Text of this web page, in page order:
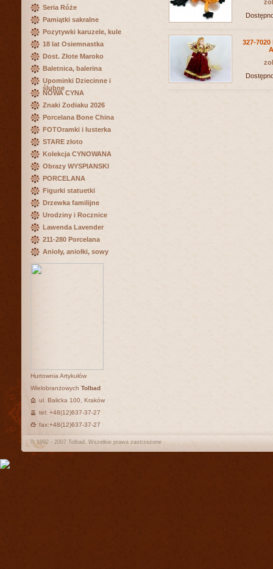
Seria Róże
Pamiątki sakralne
Pozytywki karuzele, kule
18 lat Osiemnastka
Dost. Złote Maroko
Baletnica, balerina
Upominki Dziecinne i
ślubne
NOWA CYNA
Znaki Zodiaku 2026
Porcelana Bone China
FOTOramki i lusterka
STARE złoto
Kolekcja CYNOWANA
Obrazy WYSPIANSKI
PORCELANA
Figurki statuetki
Drzewka familijne
Urodziny i Rocznice
Lawenda Lavender
211-280 Porcelana
Anioły, aniołki, sowy
327-
Hurtownia Artykułów
Wielobranżowych Tolbad
ul. Balicka 100, Kraków
tel: +48(12)637-37-27
fax:+48(12)637-37-27
© 1992 - 2007 Tolbad. Wszelkie prawa zastrzeżone